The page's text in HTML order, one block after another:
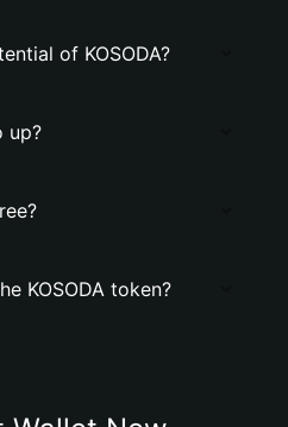
of KOSODA?
up?
KOSODA token?